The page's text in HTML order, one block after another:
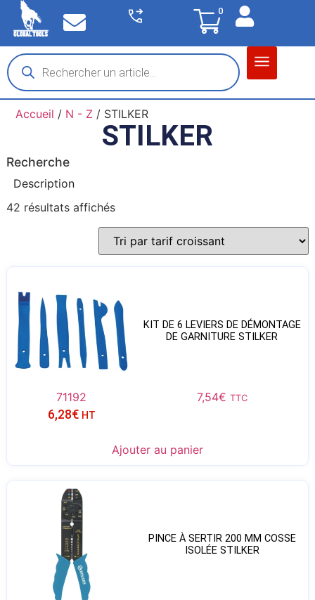
0
Accueil / N - Z / STILKER
STILKER
Recherche
Description
42 résultats affichés
KIT DE 6 LEVIERS DE DÉMONTAGE
DE GARNITURE STILKER
71192 7,54€ TTC
6,28€ HT
Ajouter au panier
PINCE À SERTIR 200 MM COSSE
ISOLÉE STILKER